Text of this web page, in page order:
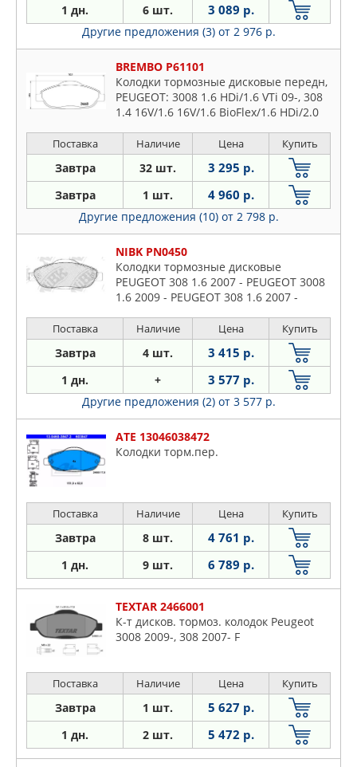
1 дн. 6 шт. 3 089 р.
Другие предложения (3) от 2 976 р.
BREMBO P61101
Колодки тормозные дисковые передн,
PEUGEOT: 3008 1.6 HDi/1.6 VTi 09-, 308
1.4 16V/1.6 16V/1.6 BioFlex/1.6 HDi/2.0
SW 1.4 16V/1.6 16V/1.6
Поставка Наличие Цена Купить
Завтра 32 шт. 3 295 р.
Завтра 1 шт. 4 960 р.
Другие предложения (10) от 2 798 р.
NIBK PN0450
Колодки тормозные дисковые
PEUGEOT 308 1.6 2007 - PEUGEOT 3008
1.6 2009 - PEUGEOT 308 1.6 2007 -
Поставка Наличие Цена Купить
Завтра 4 шт. 3 415 р.
1 дн. + 3 577 р.
Другие предложения (2) от 3 577 р.
ATE 13046038472
Колодки торм.пер.
Поставка Наличие Цена Купить
Завтра 8 шт. 4 761 р.
1 дн. 9 шт. 6 789 р.
TEXTAR 2466001
К-т дисков. тормоз. колодок Peugeot
3008 2009-, 308 2007- F
Поставка Наличие Цена Купить
Завтра 1 шт. 5 627 р.
1 дн. 2 шт. 5 472 р.